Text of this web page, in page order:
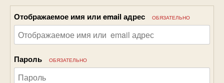
Отображаемое имя или email адрес ОБЯЗАТЕЛЬНО
Пароль ОБЯЗАТЕЛЬНО